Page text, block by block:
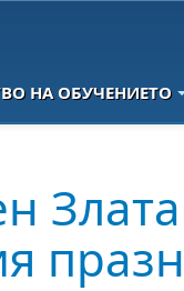
НА ОБУЧЕНИЕТО